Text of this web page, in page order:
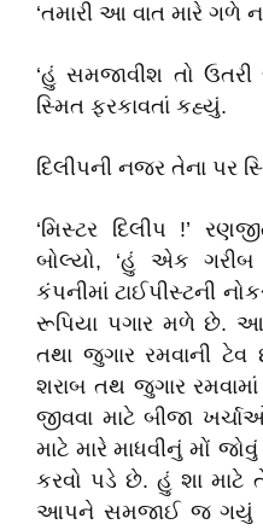
‘તમારી આ વાત મારે ગળે
‘હું સમજાવીશ તો
સ્મિત ફરકાવતાં કહ્યું.
દિલીપની નજર તેના પર
‘મિસ્ટર દિલીપ !’
બોલ્યો, ‘હું એક
કંપનીમાં ટાઈપીસ્ટની
રૂપિયા પગાર મળે છે. આ
તથા જુગાર રમવાની ટેવ
શરાબ તથ જુગાર
જીવવા માટે બીજા
માટે મારે માધવીનું મોં
કરવો પડે છે. હું શા
આપને સમજાઈ જ ગયું